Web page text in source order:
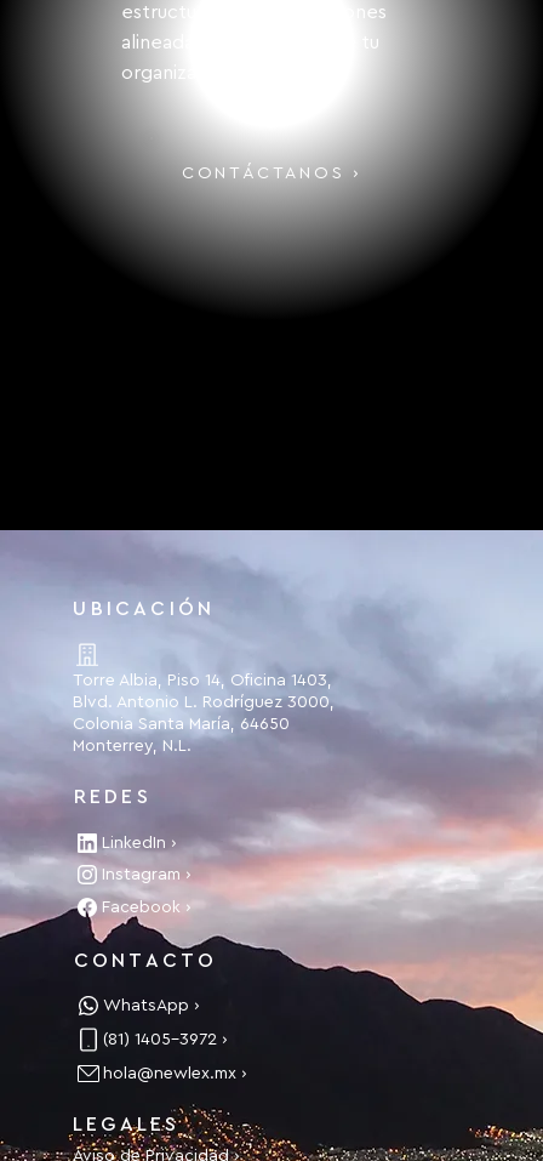
estructura, visión y soluciones
alineadas a los desafíos de tu
organización.
CONTÁCTANOS ›
UBICACIÓN
Torre Albia, Piso 14, Oficina 1403,
Blvd. Antonio L. Rodríguez 3000,
Colonia Santa María, 64650
Monterrey, N.L.
REDES
LinkedIn ›
Instagram ›
Facebook ›
CONTACTO
WhatsApp ›
(81) 1405-3972 ›
hola@newlex.mx ›
LEGALES
Aviso de Privacidad ›